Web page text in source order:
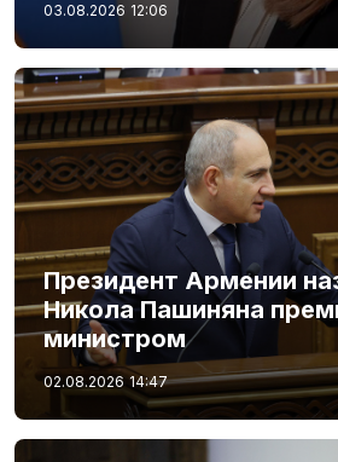
03.08.2026 12:06
Президент Армении
Никола Пашиняна
министром
02.08.2026 14:47